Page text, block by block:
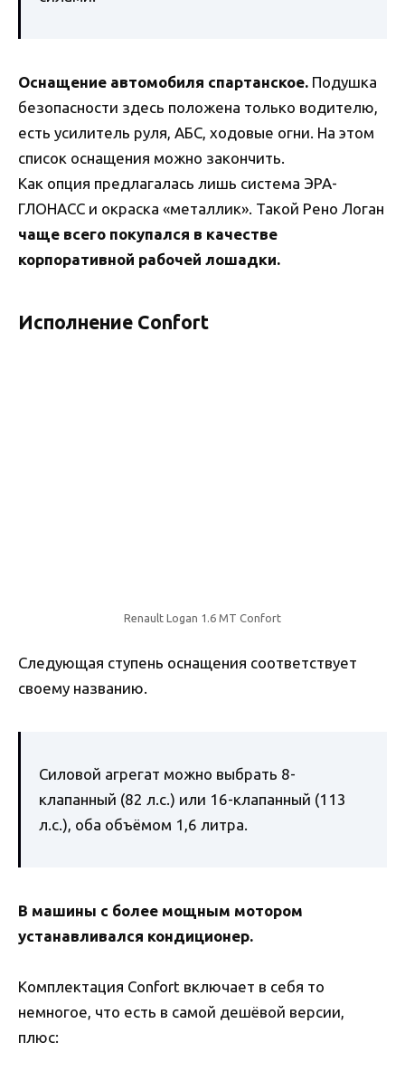
Оснащение автомобиля спартанское. Подушка
безопасности здесь положена только водителю,
есть усилитель руля, АБС, ходовые огни. На этом
список оснащения можно закончить.
Как опция предлагалась лишь система ЭРА-
ГЛОНАСС и окраска «металлик». Такой Рено Логан
чаще всего покупался в качестве
корпоративной рабочей лошадки.
Исполнение Confort
Renault Logan 1.6 MT Confort
Следующая ступень оснащения соответствует
своему названию.
Силовой агрегат можно выбрать 8-
клапанный (82 л.с.) или 16-клапанный (113
л.с.), оба объёмом 1,6 литра.
В машины с более мощным мотором
устанавливался кондиционер.
Комплектация Confort включает в себя то
немногое, что есть в самой дешёвой версии,
плюс: